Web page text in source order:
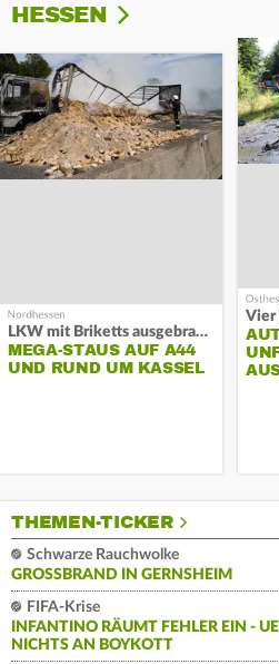
HESSEN
LKW mit Briketts ausgebrannt
MEGA-STAUS AUF A44
UND RUND UM KASSEL
Vier
THEMEN-TICKER
Schwarze Rauchwolke
GROSSBRAND IN GERNSHEIM
FIFA-Krise
INFANTINO RÄUMT FEHLER EIN -
NICHTS AN BOYKOTT